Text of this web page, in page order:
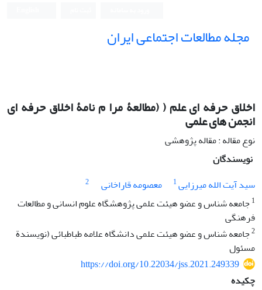
مجله مطالعات اجتماعی ایران
اخلاق حرفه ای علم ( (مطالعۀ مرا م نامۀ اخلاق حرفه ای
انجمن های علمی
نوع مقاله : مقاله پژوهشی
نویسندگان
سید آیت الله میرزایی1 معصومه قاراخانی
2
1جامعه شناس و عضو هیئت علمی پژوهشگاه علوم انسانی و مطالعات
فرهنگی
2جامعه شناس و عضو هیئت علمی دانشگاه علامه طباطبائی (نویسندة
مسئول
https://doi.org/10.22034/jss.2021.249339
چکیده